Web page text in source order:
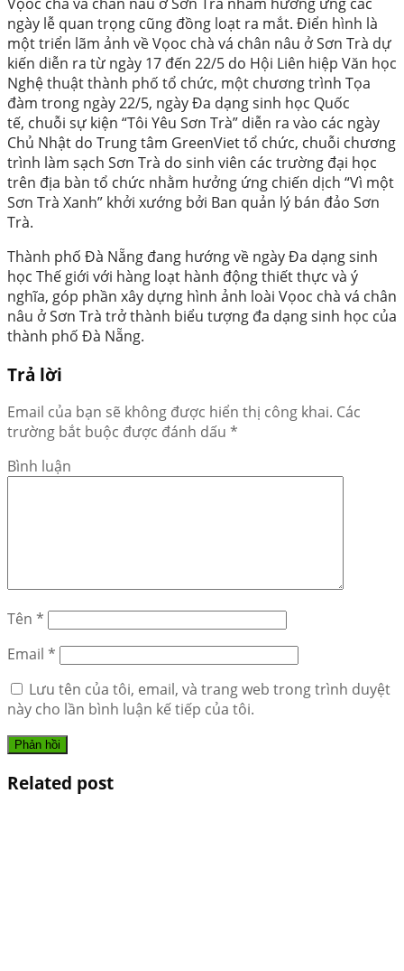
ngày lễ quan trọng cũng đồng loạt ra mắt. Điển hình là
một triển lãm ảnh về Vọoc chà vá chân nâu ở Sơn Trà dự
kiến diễn ra từ ngày 17 đến 22/5 do Hội Liên hiệp Văn học
Nghệ thuật thành phố tổ chức, một chương trình Tọa
đàm trong ngày 22/5, ngày Đa dạng sinh học Quốc
tế, chuỗi sự kiện “Tôi Yêu Sơn Trà” diễn ra vào các ngày
Chủ Nhật do Trung tâm GreenViet tổ chức, chuỗi chương
trình làm sạch Sơn Trà do sinh viên các trường đại học
trên địa bàn tổ chức nhằm hưởng ứng chiến dịch “Vì một
Sơn Trà Xanh” khởi xướng bởi Ban quản lý bán đảo Sơn
Trà.
Thành phố Đà Nẵng đang hướng về ngày Đa dạng sinh
học Thế giới với hàng loạt hành động thiết thực và ý
nghĩa, góp phần xây dựng hình ảnh loài Vọoc chà vá chân
nâu ở Sơn Trà trở thành biểu tượng đa dạng sinh học của
thành phố Đà Nẵng.
Trả lời
Email của bạn sẽ không được hiển thị công khai. Các
trường bắt buộc được đánh dấu *
Bình luận
Tên *
Email *
Lưu tên của tôi, email, và trang web trong trình duyệt
này cho lần bình luận kế tiếp của tôi.
Related post